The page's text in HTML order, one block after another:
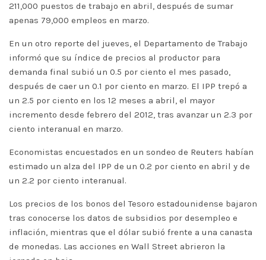
211,000 puestos de trabajo en abril, después de sumar
apenas 79,000 empleos en marzo.
En un otro reporte del jueves, el Departamento de Trabajo
informó que su índice de precios al productor para
demanda final subió un 0.5 por ciento el mes pasado,
después de caer un 0.1 por ciento en marzo. El IPP trepó a
un 2.5 por ciento en los 12 meses a abril, el mayor
incremento desde febrero del 2012, tras avanzar un 2.3 por
ciento interanual en marzo.
Economistas encuestados en un sondeo de Reuters habían
estimado un alza del IPP de un 0.2 por ciento en abril y de
un 2.2 por ciento interanual.
Los precios de los bonos del Tesoro estadounidense bajaron
tras conocerse los datos de subsidios por desempleo e
inflación, mientras que el dólar subió frente a una canasta
de monedas. Las acciones en Wall Street abrieron la